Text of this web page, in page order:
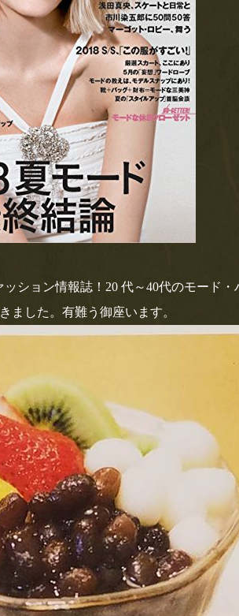
ション情報誌！20 代～40代のモード
ました。有難う御座います。